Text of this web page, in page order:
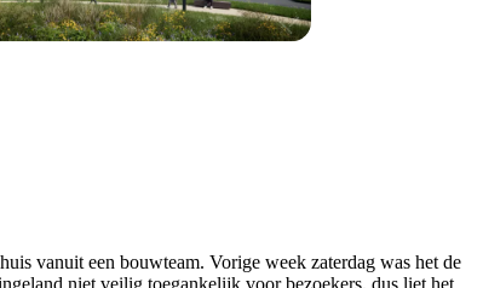
vanuit een bouwteam. Vorige week zaterdag was het de
niet veilig toegankelijk voor bezoekers, dus liet het